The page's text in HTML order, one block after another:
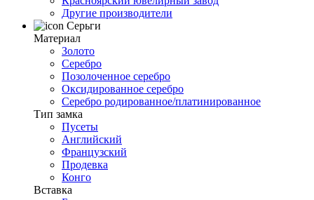
Другие производители
Серьги
Материал
Золото
Серебро
Позолоченное серебро
Оксидированное серебро
Серебро родированное/платинированное
Тип замка
Пусеты
Английский
Французский
Продевка
Конго
Вставка